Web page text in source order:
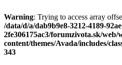
Warning: Trying to access array
/data/d/a/dab9b9e8-3212-4189-
2fe306175ac3/forumzivota.sk/web/
content/themes/Avada/includes/
343